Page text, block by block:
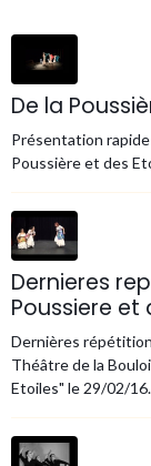
De la
Présentation
Poussière et des
Dernieres
Poussiere et
Dernières
Théâtre de la
Etoiles" le 29/02/16.